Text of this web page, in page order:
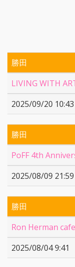
勝田
LIVING WITH
2025/09/20 10:43
勝田
PoFF 4th
2025/08/09 21:59
勝田
Ron Herman
2025/08/04 9:41